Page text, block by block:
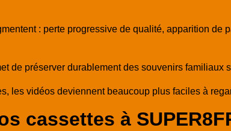
: perte progressive de qualité, apparition
de préserver durablement des souvenirs familiaux
les vidéos deviennent beaucoup plus faciles à
cassettes à